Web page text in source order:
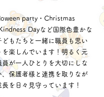
party・Christmas
Dayなど国際色豊かな
もたちと一緒に職員も思い
楽しんでいます！明るく元
員が一人ひとりを大切にしな
、保護者様と連携を取りなが
を日々見守っています！